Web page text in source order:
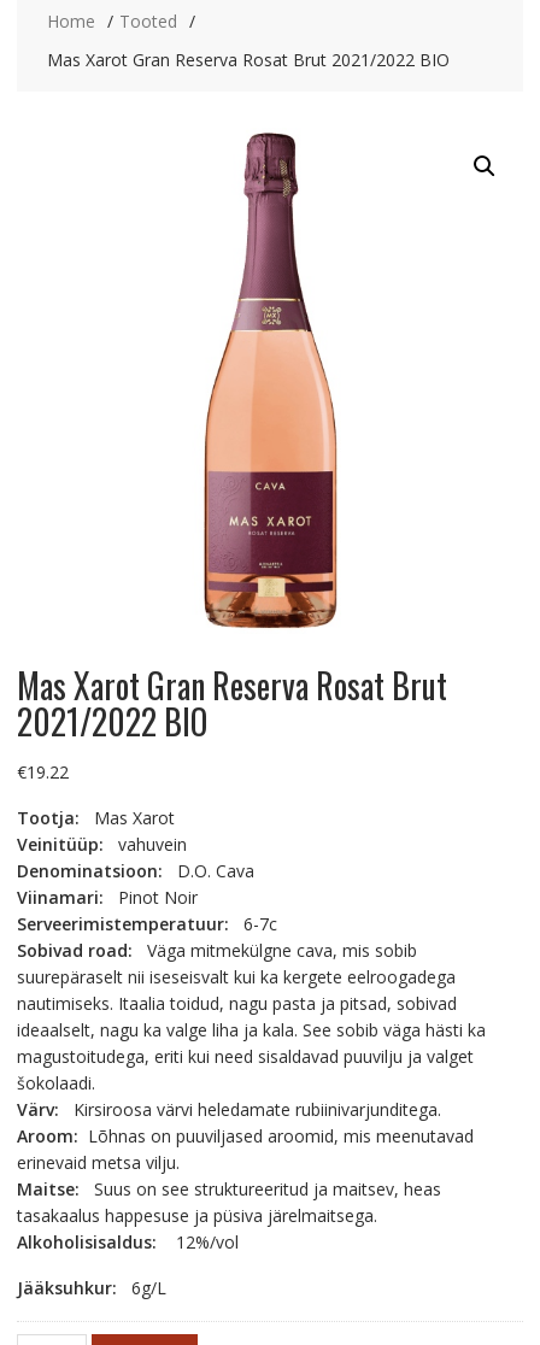
Home
Tooted
Mas Xarot Gran Reserva Rosat Brut 2021/2022 BIO
Mas Xarot Gran Reserva Rosat Brut
2021/2022 BIO
€19.22
Tootja: Mas Xarot
Veinitüüp: vahuvein
Denominatsioon: D.O. Cava
Viinamari: Pinot Noir
Serveerimistemperatuur: 6-7c
Sobivad road: Väga mitmekülgne cava, mis sobib
suurepäraselt nii iseseisvalt kui ka kergete eelroogadega
nautimiseks. Itaalia toidud, nagu pasta ja pitsad, sobivad
ideaalselt, nagu ka valge liha ja kala. See sobib väga hästi ka
magustoitudega, eriti kui need sisaldavad puuvilju ja valget
šokolaadi.
Värv:
Kirsiroosa värvi heledamate rubiinivarjunditega.
Aroom: Lõhnas on puuviljased aroomid, mis meenutavad
erinevaid metsa vilju.
Maitse: Suus on see struktureeritud ja maitsev, heas
tasakaalus happesuse ja püsiva järelmaitsega.
Alkoholisisaldus:
12%/vol
Jääksuhkur: 6g/L